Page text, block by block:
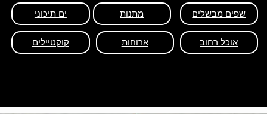
שפים מבשלים מתנות ים תיכוני
אוכל רחוב ארוחות קוקטיילים